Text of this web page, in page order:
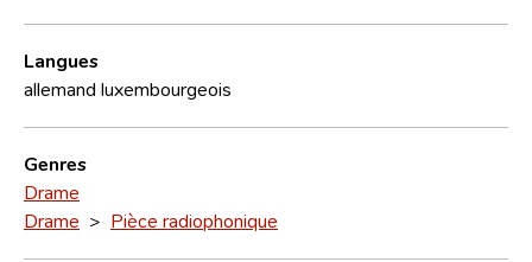
Langues
allemand luxembourgeois
Genres
Drame
Drame > Pièce radiophonique